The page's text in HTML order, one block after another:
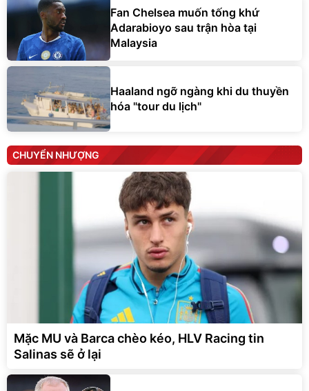
Fan Chelsea muốn tống khứ
Adarabioyo sau trận hòa tại
Malaysia
Haaland ngỡ ngàng khi du thuyền
hóa "tour du lịch"
CHUYỂN NHƯỢNG
Mặc MU và Barca chèo kéo, HLV Racing tin
Salinas sẽ ở lại